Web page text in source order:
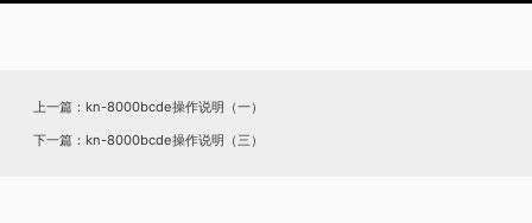
上一篇：kn-8000bcde操作说明（一）
下一篇：kn-8000bcde操作说明（三）